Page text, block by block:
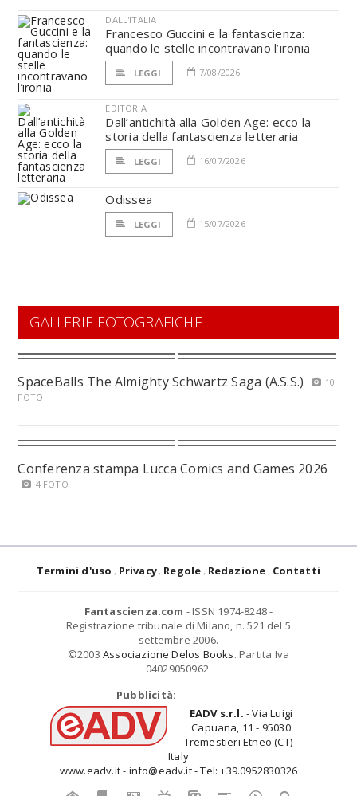
DALL'ITALIA
Francesco Guccini e la fantascienza:
quando le stelle incontravano l’ironia
LEGGI 7/08/2026
EDITORIA
Dall’antichità alla Golden Age: ecco la
storia della fantascienza letteraria
LEGGI 16/07/2026
Odissea
LEGGI 15/07/2026
GALLERIE FOTOGRAFICHE
SpaceBalls The Almighty Schwartz Saga (A.S.S.)
10
FOTO
Conferenza stampa Lucca Comics and Games 2026
4 FOTO
Termini d'uso Privacy Regole Redazione Contatti
Fantascienza.com - ISSN 1974-8248 -
Registrazione tribunale di Milano, n. 521 del 5
settembre 2006.
©2003 Associazione Delos Books. Partita Iva
04029050962.
Pubblicità:
EADV s.r.l. - Via Luigi
Capuana, 11 - 95030
Tremestieri Etneo (CT) -
Italy
www.eadv.it - info@eadv.it - Tel: +39.0952830326